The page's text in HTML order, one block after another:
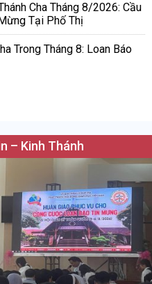
Cha Tháng 8/2026: Cầu
Tại Phố Thị
Trong Tháng 8: Loan Báo
– Kinh Thánh